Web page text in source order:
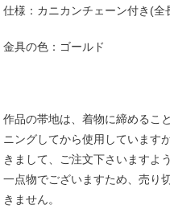
仕様：カニカンチェーン付き(全
金具の色：ゴールド
作品の帯地は、着物に締めるこ
ニングしてから使用しています
きまして、ご注文下さいますよ
一点物でございますため、売り
きません。